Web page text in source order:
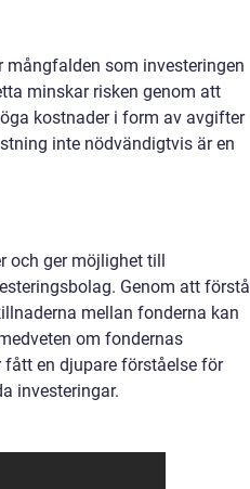
mångfalden som investeringen
minskar risken genom att
kostnader i form av avgifter
inte nödvändigtvis är en
och ger möjlighet till
Genom att förstå
mellan fonderna kan
om fondernas
fått en djupare förståelse för
investeringar.